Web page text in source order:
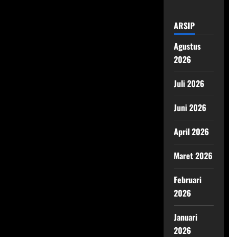
ARSIP
Agustus
2026
Juli 2026
Juni 2026
April 2026
Maret 2026
Februari
2026
Januari
2026